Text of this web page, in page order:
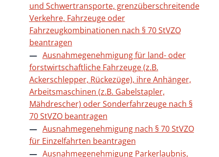
und Schwertransporte, grenzüberschreitende
Verkehre, Fahrzeuge oder
Fahrzeugkombinationen nach § 70 StVZO
beantragen
Ausnahmegenehmigung für land- oder
forstwirtschaftliche Fahrzeuge (z.B.
Ackerschlepper, Rückezüge), ihre Anhänger,
Arbeitsmaschinen (z.B. Gabelstapler,
Mähdrescher) oder Sonderfahrzeuge nach §
70 StVZO beantragen
Ausnahmegenehmigung nach § 70 StVZO
für Einzelfahrten beantragen
Ausnahmegenehmigung Parkerlaubnis,